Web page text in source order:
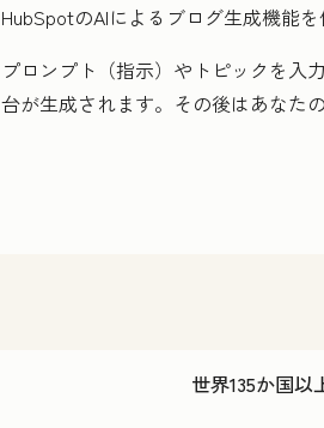
HubSpotのAIによるブログ生成機能
プロンプト（指示）やトピックを入
台が生成されます。その後はあなた
世界135か国